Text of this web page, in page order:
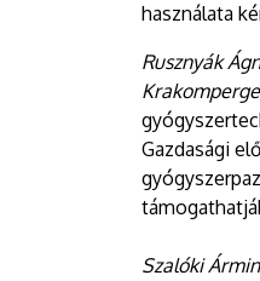
használata
Rusznyák
Gazdasági
Szalóki Ármin